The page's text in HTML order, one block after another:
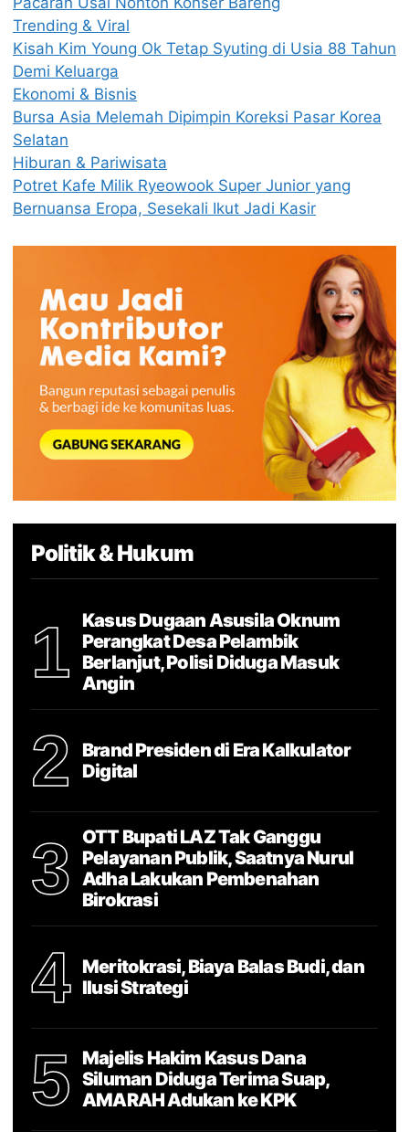
Trending & Viral
Kisah Kim Young Ok Tetap Syuting di Usia 88 Tahun
Demi Keluarga
Ekonomi & Bisnis
Bursa Asia Melemah Dipimpin Koreksi Pasar Korea
Selatan
Hiburan & Pariwisata
Potret Kafe Milik Ryeowook Super Junior yang
Bernuansa Eropa, Sesekali Ikut Jadi Kasir
Politik & Hukum
1
Kasus Dugaan Asusila Oknum
Perangkat Desa Pelambik
Berlanjut, Polisi Diduga Masuk
Angin
2
Brand Presiden di Era Kalkulator
Digital
3
OTT Bupati LAZ Tak Ganggu
Pelayanan Publik, Saatnya Nurul
Adha Lakukan Pembenahan
Birokrasi
4
Meritokrasi, Biaya Balas Budi, dan
Ilusi Strategi
5
Majelis Hakim Kasus Dana
Siluman Diduga Terima Suap,
AMARAH Adukan ke KPK